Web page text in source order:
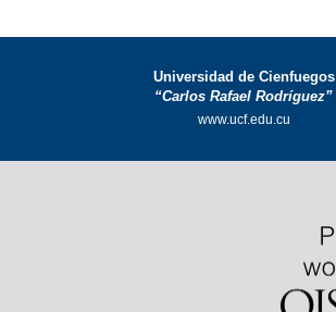
Universidad de Cienfuegos
“Carlos Rafael Rodríguez”
www.ucf.edu.cu